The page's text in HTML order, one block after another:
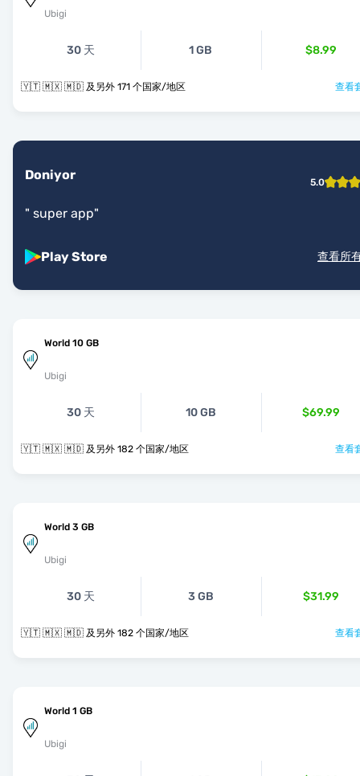
Ubigi
30 天 1 GB $8.99
🇾🇹 🇲🇽 🇲🇩 及另外 171 个国家/地区 查看
Doniyor 5.0
" super app"
Play Store 查看所
World 10 GB
Ubigi
30 天 10 GB $69.99
🇾🇹 🇲🇽 🇲🇩 及另外 182 个国家/地区 查看
World 3 GB
Ubigi
30 天 3 GB $31.99
🇾🇹 🇲🇽 🇲🇩 及另外 182 个国家/地区 查看
World 1 GB
Ubigi